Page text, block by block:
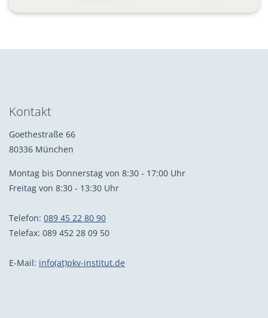
Kontakt
Goethestraße 66
80336 München
Montag bis Donnerstag von 8:30 - 17:00 Uhr
Freitag von 8:30 - 13:30 Uhr
Telefon: 089 45 22 80 90
Telefax: 089 452 28 09 50
E-Mail: info(at)pkv-institut.de